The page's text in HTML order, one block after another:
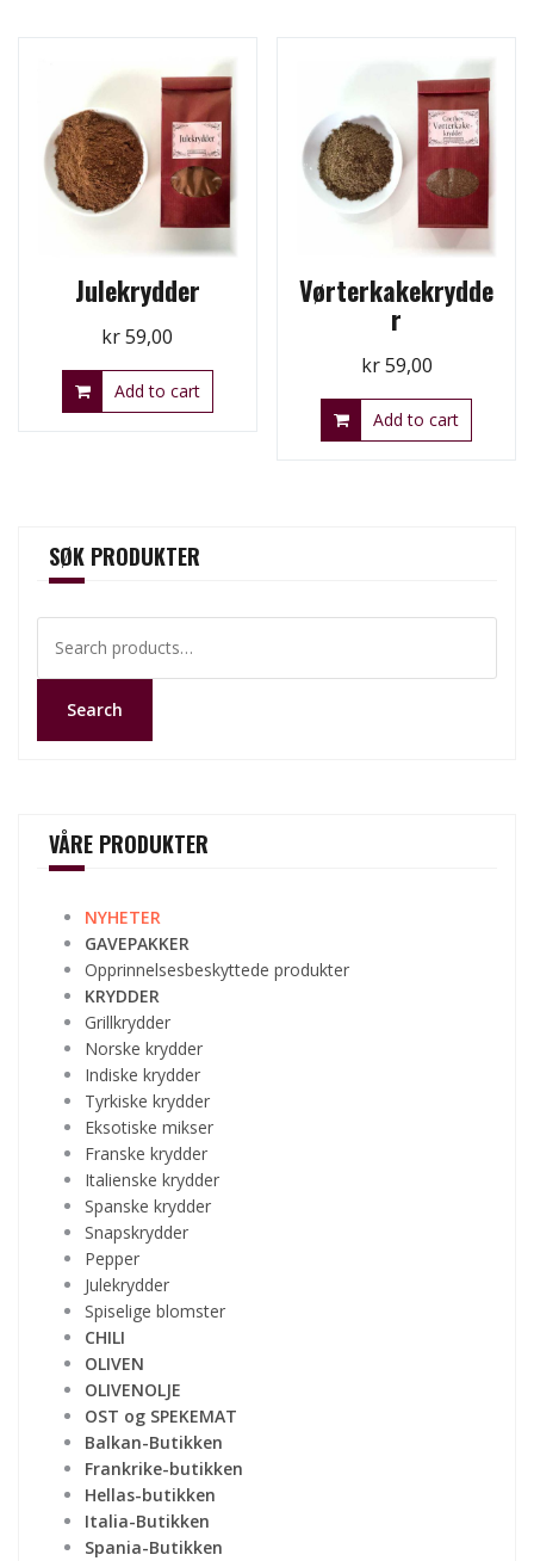
Julekrydder
kr59,00
Add to cart
Vørterkakekrydde
r
kr59,00
Add to cart
SØK PRODUKTER
for:
Search
VÅRE PRODUKTER
NYHETER
GAVEPAKKER
Opprinnelsesbeskyttede produkter
KRYDDER
Grillkrydder
Norske krydder
Indiske krydder
Tyrkiske krydder
Eksotiske mikser
Franske krydder
Italienske krydder
Spanske krydder
Snapskrydder
Pepper
Julekrydder
Spiselige blomster
CHILI
OLIVEN
OLIVENOLJE
OST og SPEKEMAT
Balkan-Butikken
Frankrike-butikken
Hellas-butikken
Italia-Butikken
Spania-Butikken